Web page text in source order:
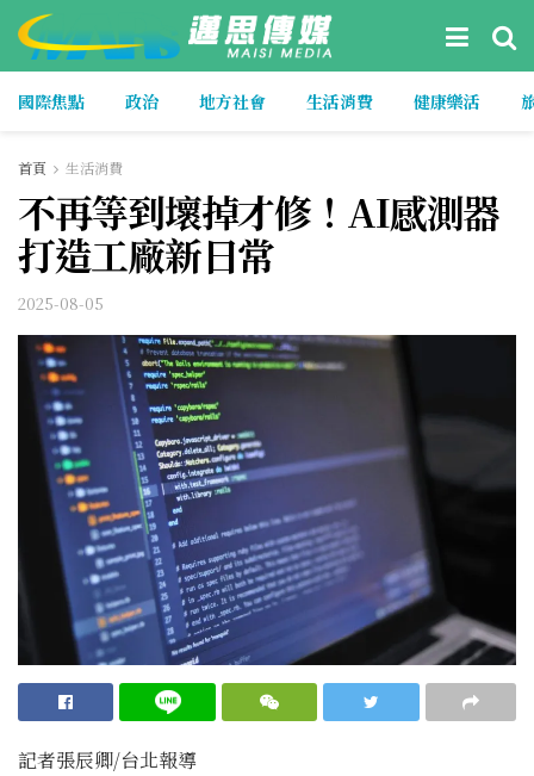
國際焦點 政治 地方社會 生活消費 健康樂活
首頁 生活消費
不再等到壞掉才修！AI感測器
打造工廠新日常
2025-08-05
記者張辰卿/台北報導